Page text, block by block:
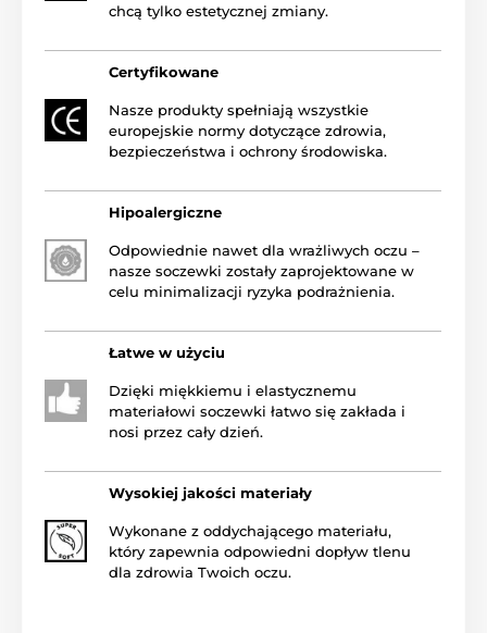
chcą tylko estetycznej zmiany.
Certyfikowane
Nasze produkty spełniają wszystkie
europejskie normy dotyczące zdrowia,
bezpieczeństwa i ochrony środowiska.
Hipoalergiczne
Odpowiednie nawet dla wrażliwych oczu –
nasze soczewki zostały zaprojektowane w
celu minimalizacji ryzyka podrażnienia.
Łatwe w użyciu
Dzięki miękkiemu i elastycznemu
materiałowi soczewki łatwo się zakłada i
nosi przez cały dzień.
Wysokiej jakości materiały
Wykonane z oddychającego materiału,
który zapewnia odpowiedni dopływ tlenu
dla zdrowia Twoich oczu.